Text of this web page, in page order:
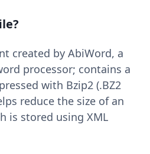
created by AbiWord, a
processor; contains a
with Bzip2 (.BZ2
reduce the size of an
is stored using XML